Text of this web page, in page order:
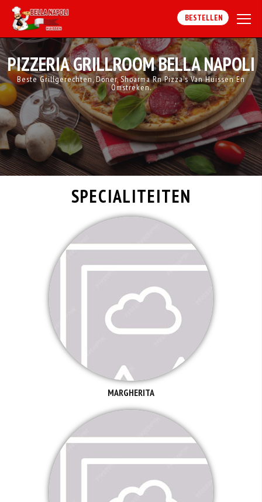
BESTELLEN
PIZZERIA GRILLROOM BELLA NAPOLI
Beste Grillgerechten, Döner, Shoarma Rn Pizza's Van Huissen En
Omstreken.
SPECIALITEITEN
MARGHERITA